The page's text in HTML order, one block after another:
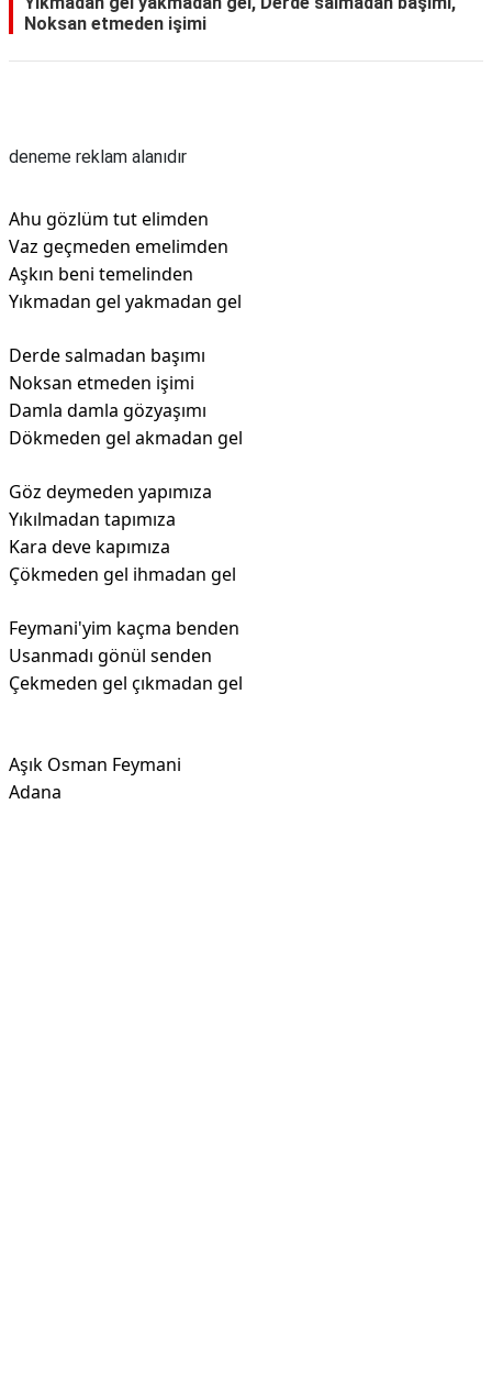
Noksan etmeden işimi
deneme reklam alanıdır
Ahu gözlüm tut elimden
Vaz geçmeden emelimden
Aşkın beni temelinden
Yıkmadan gel yakmadan gel
Derde salmadan başımı
Noksan etmeden işimi
Damla damla gözyaşımı
Dökmeden gel akmadan gel
Göz deymeden yapımıza
Yıkılmadan tapımıza
Kara deve kapımıza
Çökmeden gel ihmadan gel
Feymani'yim kaçma benden
Usanmadı gönül senden
Çekmeden gel çıkmadan gel
Aşık Osman Feymani
Adana